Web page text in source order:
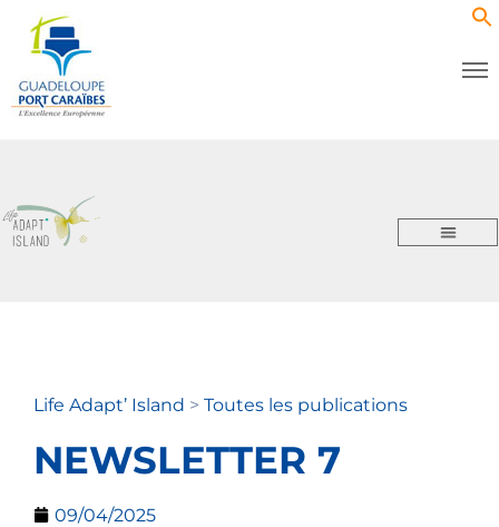
Life Adapt’ Island > Toutes les publications
NEWSLETTER 7
09/04/2025